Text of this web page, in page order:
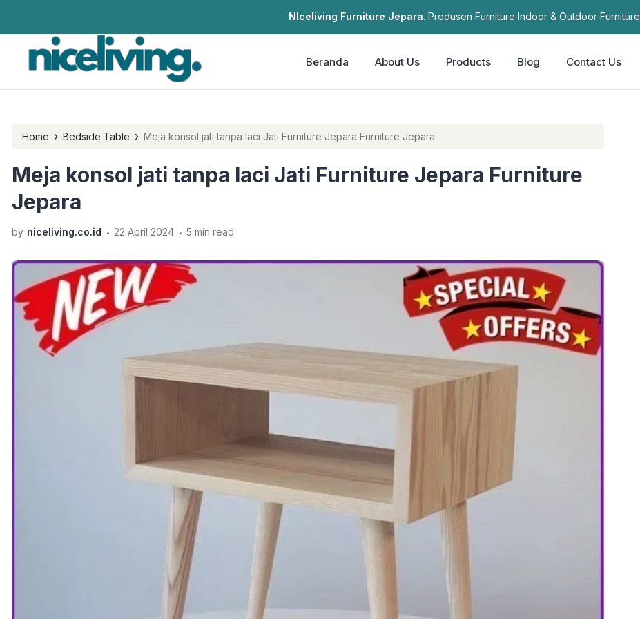
NIceliving Furniture Jepara. Produsen Furniture Indoor & Outdoor Furniture
Beranda About Us Products Blog Contact Us
Home › Bedside Table › Meja konsol jati tanpa laci Jati Furniture Jepara Furniture Jepara
Meja konsol jati tanpa laci Jati Furniture Jepara Furniture
Jepara
by niceliving.co.id . 22 April 2024 . 5 min read